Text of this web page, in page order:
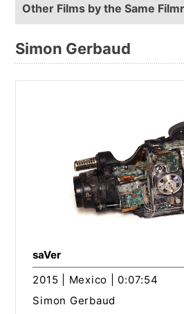
Other Films by the Same
Simon Gerbaud
saVer
2015 | Mexico | 0:07:54
Simon Gerbaud